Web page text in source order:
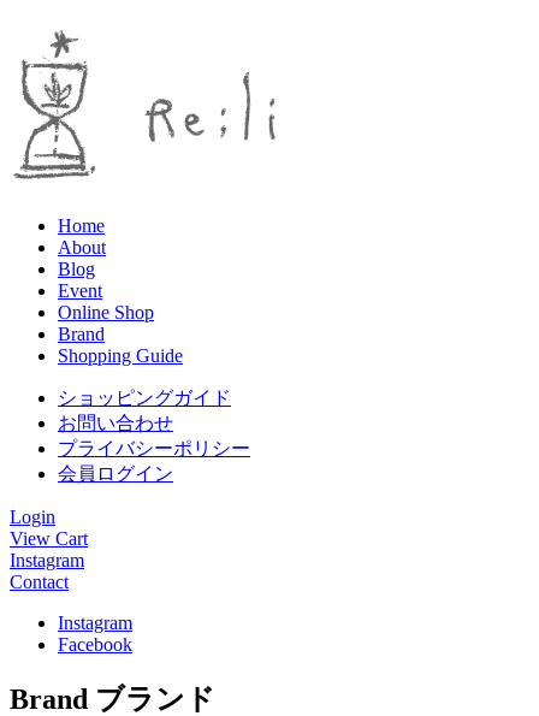
Home
About
Blog
Event
Online Shop
Brand
Shopping Guide
ショッピングガイド
お問い合わせ
プライバシーポリシー
会員ログイン
Login
View Cart
Instagram
Contact
Instagram
Facebook
Brand ブランド